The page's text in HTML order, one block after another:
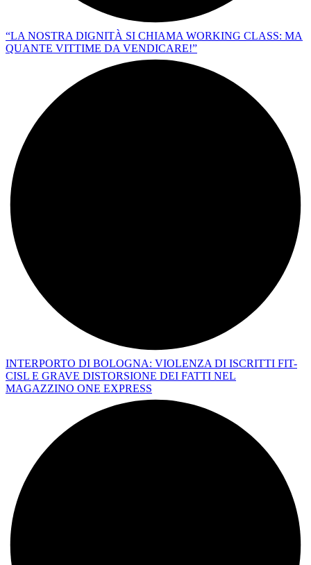
“LA NOSTRA DIGNITÀ SI CHIAMA WORKING CLASS: MA
QUANTE VITTIME DA VENDICARE!”
INTERPORTO DI BOLOGNA: VIOLENZA DI ISCRITTI FIT-
CISL E GRAVE DISTORSIONE DEI FATTI NEL
MAGAZZINO ONE EXPRESS